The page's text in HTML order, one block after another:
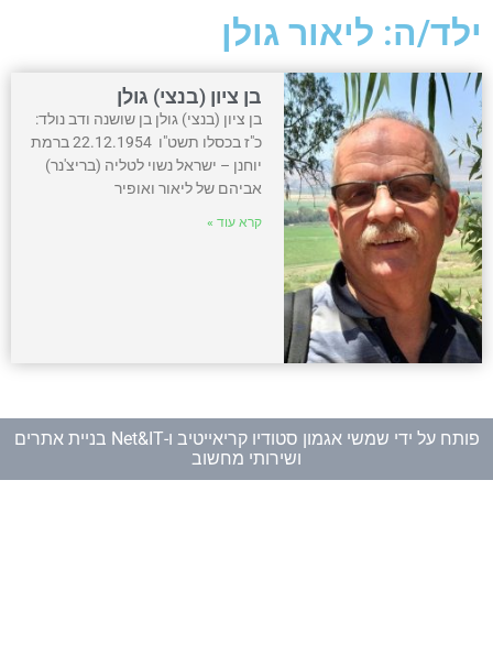
ילד/ה: ליאור גולן
בן ציון (בנצי) גולן
בן ציון (בנצי) גולן בן שושנה ודב נולד:
כ"ז בכסלו תשט"ו 22.12.1954 ברמת
יוחנן – ישראל נשוי לטליה (בריצ'נר)
אביהם של ליאור ואופיר
קרא עוד »
פותח על ידי שמשי אגמון סטודיו קריאייטיב ו-
Net&IT בניית אתרים
ושירותי מחשוב